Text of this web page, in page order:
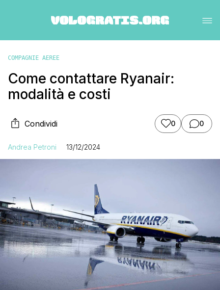
COMPAGNIE AEREE
Come contattare Ryanair:
modalità e costi
Condividi 0 0
Andrea Petroni 13/12/2024